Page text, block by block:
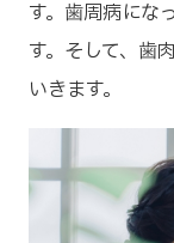
す。歯周病にな
す。そして、歯
いきます。